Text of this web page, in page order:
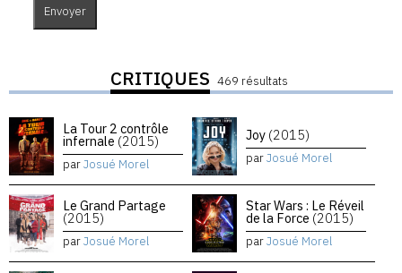
CRITIQUES 469 résultats
La Tour 2 contrôle
infernale (2015)
parJosué Morel
Joy (2015)
parJosué Morel
Le Grand Partage
(2015)
parJosué Morel
Star Wars : Le Réveil
de la Force (2015)
parJosué Morel